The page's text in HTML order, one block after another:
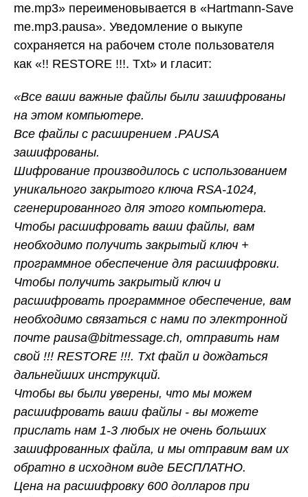
me.mp3» переименовывается в «Hartmann-Save
me.mp3.pausa». Уведомление о выкупе
сохраняется на рабочем столе пользователя
как «!! RESTORE !!!. Txt» и гласит:
«Все ваши важные файлы были зашифрованы
на этом компьютере.
Все файлы с расширением .PAUSA
зашифрованы.
Шифрование производилось с использованием
уникального закрытого ключа RSA-1024,
сгенерированного для этого компьютера.
Чтобы расшифровать ваши файлы, вам
необходимо получить закрытый ключ +
программное обеспечение для расшифровки.
Чтобы получить закрытый ключ и
расшифровать программное обеспечение, вам
необходимо связаться с нами по электронной
почте pausa@bitmessage.ch, отправить нам
свой !!! RESTORE !!!. Txt файл и дождаться
дальнейших инструкций.
Чтобы вы были уверены, что мы можем
расшифровать ваши файлы - вы можете
прислать нам 1-3 любых не очень больших
зашифрованных файла, и мы отправим вам их
обратно в исходном виде БЕСПЛАТНО.
Цена на расшифровку 600 долларов при